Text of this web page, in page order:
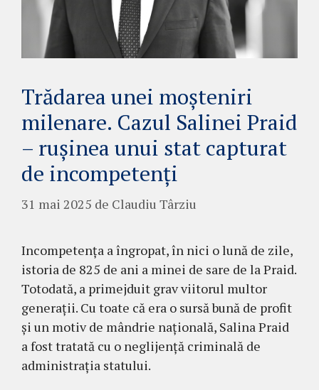
Trădarea unei moșteniri
milenare. Cazul Salinei Praid
– rușinea unui stat capturat
de incompetenți
31 mai 2025 de Claudiu Târziu
Incompetența a îngropat, în nici o lună de zile,
istoria de 825 de ani a minei de sare de la Praid.
Totodată, a primejduit grav viitorul multor
generații. Cu toate că era o sursă bună de profit
și un motiv de mândrie națională, Salina Praid
a fost tratată cu o neglijență criminală de
administrația statului.